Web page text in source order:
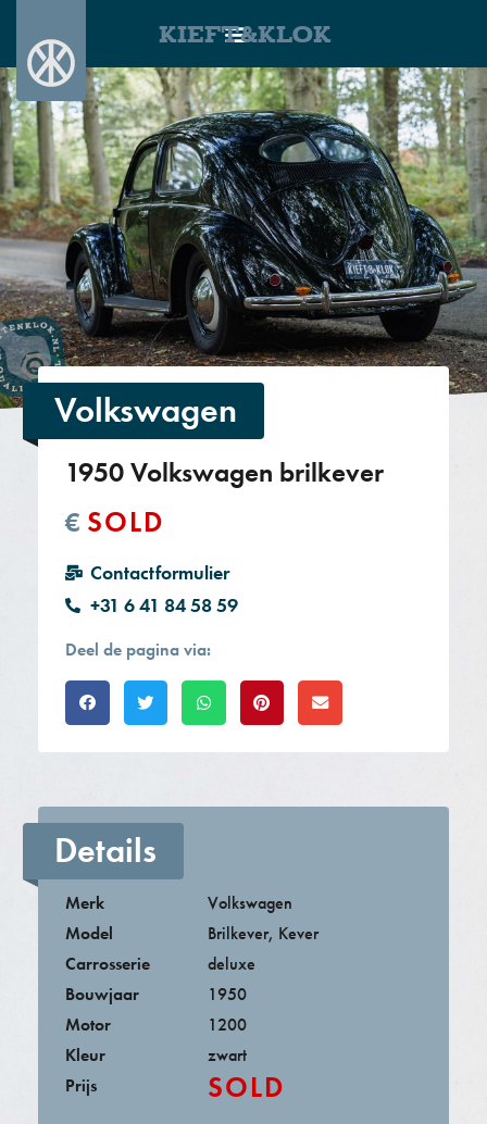
KIEFT&KLOK
Volkswagen
1950 Volkswagen brilkever
€ SOLD
Contactformulier
+31 6 41 84 58 59
Deel de pagina via:
Details
Merk
Volkswagen
Model
Brilkever, Kever
Carrosserie
deluxe
Bouwjaar
1950
Motor
1200
Kleur
zwart
Prijs
SOLD